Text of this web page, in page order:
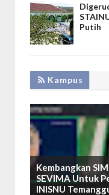
Putih
Kampus
Kembangkan
SEVIMA Untuk
INISNU